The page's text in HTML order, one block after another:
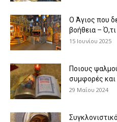
Ο Άγιος που
βοήθεια – Ό,τι
15 Ιουνίου 2025
Ποιους
συμφορές και
29 Μαΐου 2024